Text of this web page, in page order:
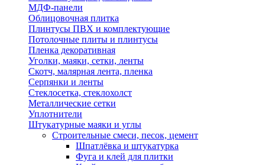
МДФ-панели
Облицовочная плитка
Плинтусы ПВХ и комплектующие
Потолочные плиты и плинтусы
Пленка декоративная
Уголки, маяки, сетки, ленты
Скотч, малярная лента, пленка
Серпянки и ленты
Стеклосетка, стеклохолст
Металлические сетки
Уплотнители
Штукатурные маяки и углы
Строительные смеси, песок, цемент
Шпатлёвка и штукатурка
Фуга и клей для плитки